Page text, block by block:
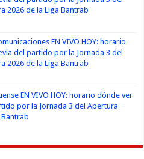
2026 de la Liga Bantrab
EN VIVO HOY: horario
del partido por la Jornada 3 del
2026 de la Liga Bantrab
EN VIVO HOY: horario dónde ver
por la Jornada 3 del Apertura
Bantrab